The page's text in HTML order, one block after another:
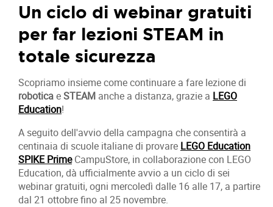
Un ciclo di webinar gratuiti
per far lezioni STEAM in
totale sicurezza
Scopriamo insieme come continuare a fare lezione di
roboticaeSTEAM anche a distanza, grazie a LEGO
Education!
A seguito dell'avvio della campagna che consentirà a
centinaia di scuole italiane di provare LEGO Education
SPIKE PrimeCampuStore, in collaborazione con LEGO
Education, dà ufficialmente avvio a un ciclo di sei
webinar gratuiti, ogni mercoledì dalle 16 alle 17, a partire
dal 21 ottobre fino al 25 novembre.